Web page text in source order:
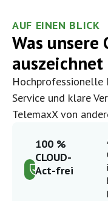
AUF EINEN BLICK
Was unsere
auszeichnet
Hochprofessionelle
Service und klare
TelemaxX von
100 %
CLOUD-
Act-frei